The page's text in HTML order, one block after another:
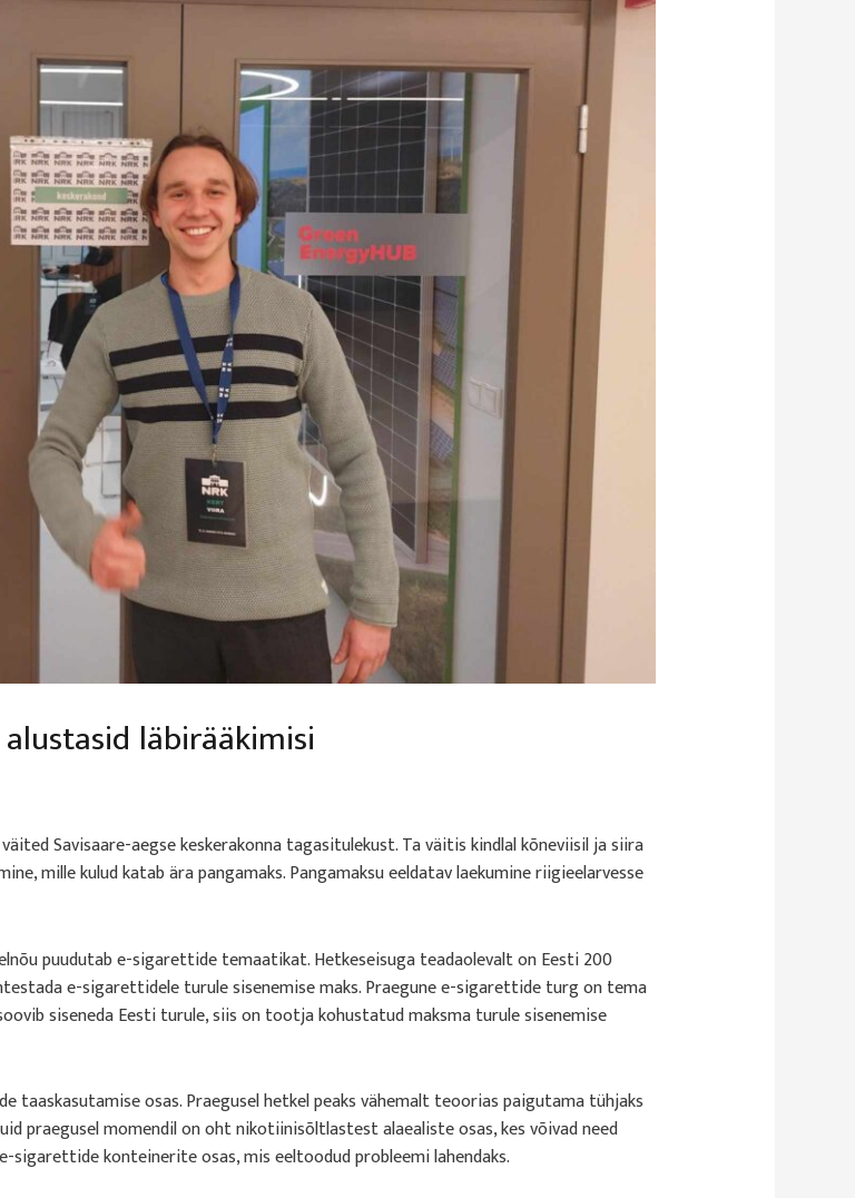
alustasid läbirääkimisi
Savisaare-aegse keskerakonna tagasitulekust. Ta väitis kindlal kõneviisil ja siira
mille kulud katab ära pangamaks. Pangamaksu eeldatav laekumine riigieelarvesse
puudutab e-sigarettide temaatikat. Hetkeseisuga teadaolevalt on Eesti 200
e-sigarettidele turule sisenemise maks. Praegune e-sigarettide turg on tema
siseneda Eesti turule, siis on tootja kohustatud maksma turule sisenemise
osas. Praegusel hetkel peaks vähemalt teoorias paigutama tühjaks
praegusel momendil on oht nikotiinisõltlastest alaealiste osas, kes võivad need
sigarettide konteinerite osas, mis eeltoodud probleemi lahendaks.